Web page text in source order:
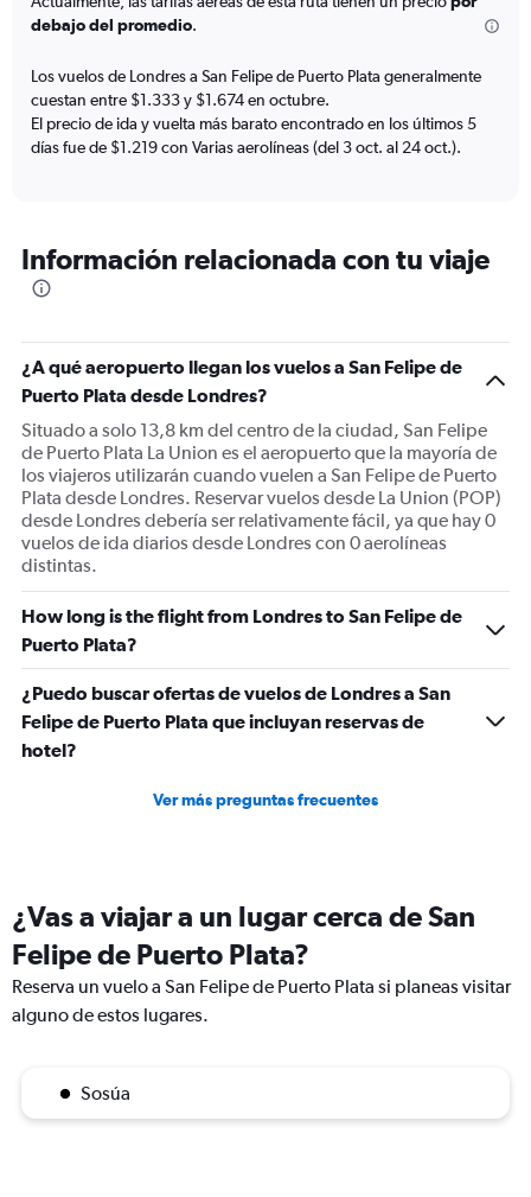
chart
has
Y
axis
displaying
values.
debajo del promedio.
Los vuelos de Londres a San Felipe de Puerto Plata generalmente
cuestan entre $1.333 y $1.674 en octubre.
El precio de ida y vuelta más barato encontrado en los últimos 5
días fue de $1.219 con Varias aerolíneas (del 3 oct. al 24 oct.).
Información relacionada con tu viaje
¿A qué aeropuerto llegan los vuelos a San Felipe de
Puerto Plata desde Londres?
Situado a solo 13,8 km del centro de la ciudad, San Felipe
de Puerto Plata La Union es el aeropuerto que la mayoría de
los viajeros utilizarán cuando vuelen a San Felipe de Puerto
Plata desde Londres. Reservar vuelos desde La Union (POP)
desde Londres debería ser relativamente fácil, ya que hay 0
vuelos de ida diarios desde Londres con 0 aerolíneas
distintas.
How long is the flight from Londres to San Felipe de
Puerto Plata?
¿Puedo buscar ofertas de vuelos de Londres a San
Felipe de Puerto Plata que incluyan reservas de
hotel?
Ver más preguntas frecuentes
¿Vas a viajar a un lugar cerca de San
Felipe de Puerto Plata?
Reserva un vuelo a San Felipe de Puerto Plata si planeas visitar
alguno de estos lugares.
Sosúa